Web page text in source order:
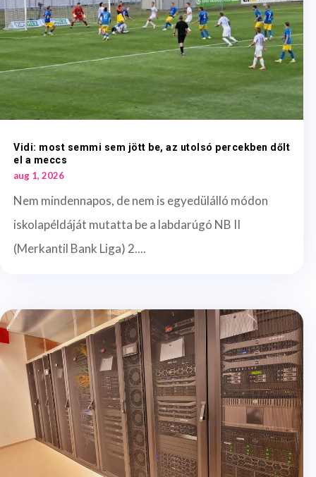
Vidi: most semmi sem jött be, az utolsó percekben dőlt
el a meccs
aug 1, 2026
Nem mindennapos, de nem is egyedülálló módon
iskolapéldáját mutatta be a labdarúgó NB II
(Merkantil Bank Liga) 2....